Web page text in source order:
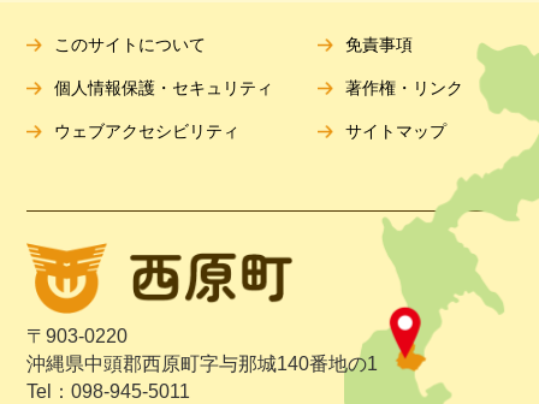
〒903-0220
沖縄県中頭郡西原町字与那城140番地の1
Tel：098-945-5011
このサイトについて 免責事項
個人情報保護・セキュリティ 著作権・リンク
ウェブアクセシビリティ サイトマップ